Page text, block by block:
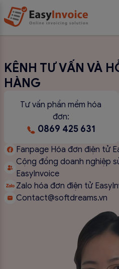
KÊNH TƯ VẤN VÀ
HÀNG
Tư vấn phần mềm hóa
đơn:
0869 425 631
Fanpage Hóa đơn điện tử
Cộng đồng doanh nghiệp
EasyInvoice
Zalo hóa đơn điện tử
Contact@softdreams.vn